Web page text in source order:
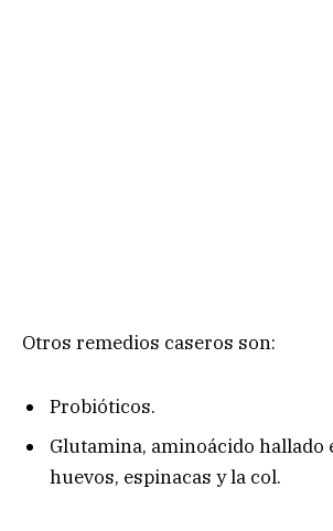
Otros remedios caseros son:
Probióticos.
Glutamina, aminoácido hallado
huevos, espinacas y la col.